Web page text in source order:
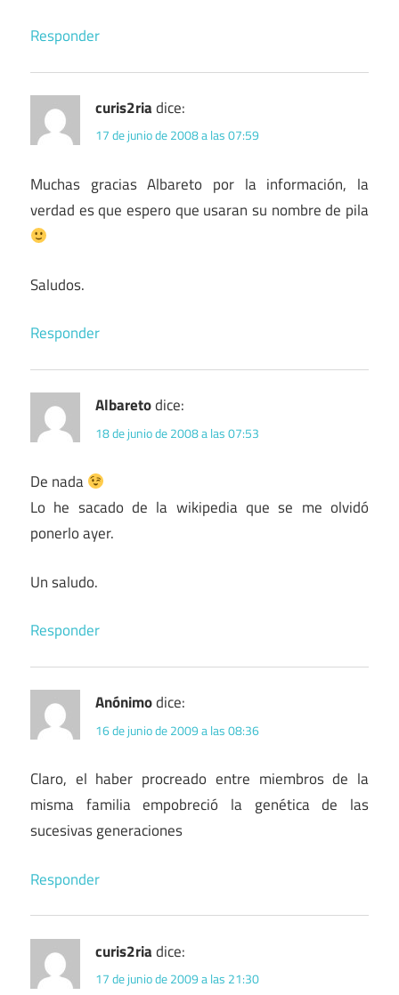
Responder
curis2riadice:
17 de junio de 2008 a las 07:59
Muchas gracias Albareto por la información, la
verdad es que espero que usaran su nombre de pila
Saludos.
Responder
Albaretodice:
18 de junio de 2008 a las 07:53
De nada
Lo he sacado de la wikipedia que se me olvidó
ponerlo ayer.
Un saludo.
Responder
Anónimodice:
16 de junio de 2009 a las 08:36
Claro, el haber procreado entre miembros de la
misma familia empobreció la genética de las
sucesivas generaciones
Responder
curis2riadice:
17 de junio de 2009 a las 21:30